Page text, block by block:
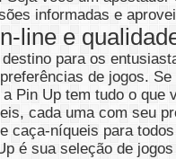
informadas e
line e
para os
de jogos.
Pin Up tem tudo o
cada uma com seu
caça-níqueis para
é sua seleção de